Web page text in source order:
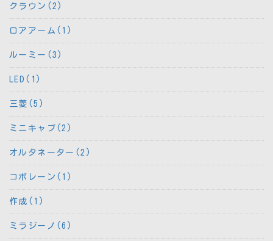
クラウン(2)
ロアアーム(1)
ルーミー(3)
LED(1)
三菱(5)
ミニキャブ(2)
オルタネーター(2)
コボレーン(1)
作成(1)
ミラジーノ(6)